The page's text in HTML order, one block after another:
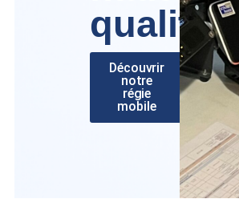
qualité
Découvrir
notre
régie
mobile